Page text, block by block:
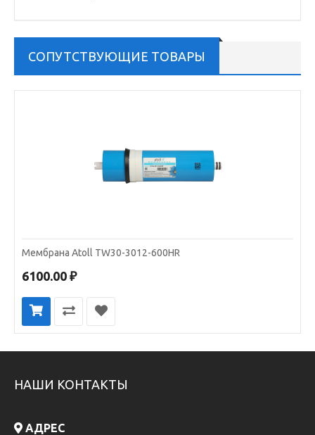
СОПУТСТВУЮЩИЕ ТОВАРЫ
Мембрана Atoll TW30-3012-600HR
6100.00 ₽
НАШИ КОНТАКТЫ
АДРЕС